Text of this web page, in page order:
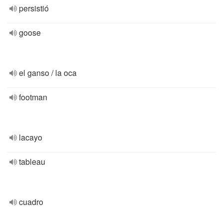
persistió
goose
el ganso / la oca
footman
lacayo
tableau
cuadro